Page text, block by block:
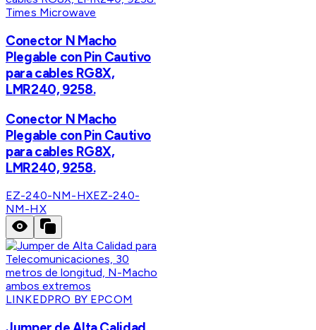
Times Microwave
Conector N Macho
Plegable con Pin Cautivo
para cables RG8X,
LMR240, 9258.
Conector N Macho
Plegable con Pin Cautivo
para cables RG8X,
LMR240, 9258.
EZ-240-NM-HXEZ-240-
NM-HX
LINKEDPRO BY EPCOM